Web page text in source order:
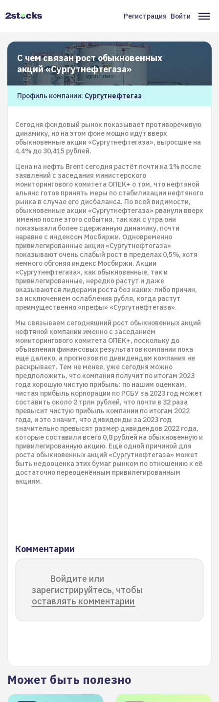
Меню
учётной
записи
пользователя
Регистрация Войти
С чем связан рост обыкновенных
акций «Сургутнефтегаза»
Профиль компании: Сургутнефтегаз
Сегодня фондовый рынок показывает противоречивую
динамику, но на этом фоне мощно идут вверх
обыкновенные акции «Сургутнефтегаза», выросшие на
4,4% до 30,415 рублей.
Цена на нефть Brent сегодня растёт почти на 1% после
заявлений с заседания министерского
мониторингового комитета ОПЕК+ о том, что нефтяной
альянс готов принять меры по стабилизации нефтяного
рынка в случае его дисбаланса. По всей видимости,
обыкновенные акции «Сургутнефтегаза» рванули вверх
именно после этого события, так как с утра они
показывали более сдержанную динамику, почти
наравне с индексом Мосбиржи. Одновременно
привилегированные акции «Сургутнефтегаза»
показывают очень слабый рост в пределах 0,5%, хотя
немного обгоняя индекс Мосбиржи. Акции
«Сургутнефтегаза», как обыкновенные, так и
привилегированные, нередко растут и даже
оказываются лидерами роста без каких-либо причин,
за исключением ослабления рубля, когда растут
преимущественно «префы» «Сургутнефтегаза».
Мы связываем сегодняшний рост обыкновенных акций
нефтяной компании именно с заседанием
мониторингового комитета ОПЕК+, поскольку до
объявления финансовых результатов компании пока
ещё далеко, а прогнозов по дивидендам компания не
раскрывает. Тем не менее, уже сегодня можно
предположить, что компания получит по итогам 2023
года хорошую чистую прибыль: по нашим оценкам,
чистая прибыль корпорации по РСБУ за 2023 год может
составить около 2 трлн рублей, что почти в 32 раза
превысит чистую прибыль компании по итогам 2022
года, и это значит, что дивиденды за 2023 год
значительно превысят размер дивидендов 2022 года,
которые составили всего 0,8 рублей на обыкновенную и
привилегированную акцию. Ещё одной причиной для
роста обыкновенных акций «Сургутнефтегаза» может
быть недооценка этих бумаг рынком по отношению к её
достаточно переоценённым привилегированным
акциям.
Комментарии
Войдите или
зарегистрируйтесь, чтобы
оставлять комментарии
Может быть полезно